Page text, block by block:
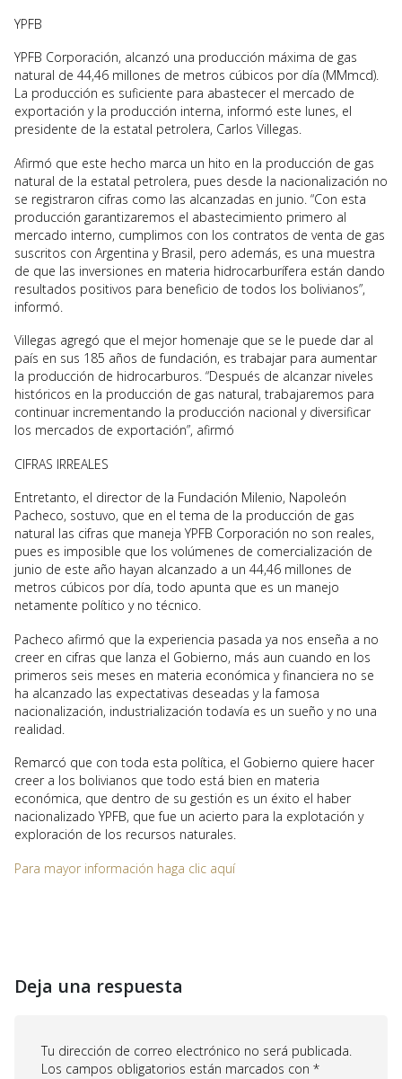
YPFB
YPFB Corporación, alcanzó una producción máxima de gas
natural de 44,46 millones de metros cúbicos por día (MMmcd).
La producción es suficiente para abastecer el mercado de
exportación y la producción interna, informó este lunes, el
presidente de la estatal petrolera, Carlos Villegas.
Afirmó que este hecho marca un hito en la producción de gas
natural de la estatal petrolera, pues desde la nacionalización no
se registraron cifras como las alcanzadas en junio. “Con esta
producción garantizaremos el abastecimiento primero al
mercado interno, cumplimos con los contratos de venta de gas
suscritos con Argentina y Brasil, pero además, es una muestra
de que las inversiones en materia hidrocarburífera están dando
resultados positivos para beneficio de todos los bolivianos”,
informó.
Villegas agregó que el mejor homenaje que se le puede dar al
país en sus 185 años de fundación, es trabajar para aumentar
la producción de hidrocarburos. “Después de alcanzar niveles
históricos en la producción de gas natural, trabajaremos para
continuar incrementando la producción nacional y diversificar
los mercados de exportación”, afirmó
CIFRAS IRREALES
Entretanto, el director de la Fundación Milenio, Napoleón
Pacheco, sostuvo, que en el tema de la producción de gas
natural las cifras que maneja YPFB Corporación no son reales,
pues es imposible que los volúmenes de comercialización de
junio de este año hayan alcanzado a un 44,46 millones de
metros cúbicos por día, todo apunta que es un manejo
netamente político y no técnico.
Pacheco afirmó que la experiencia pasada ya nos enseña a no
creer en cifras que lanza el Gobierno, más aun cuando en los
primeros seis meses en materia económica y financiera no se
ha alcanzado las expectativas deseadas y la famosa
nacionalización, industrialización todavía es un sueño y no una
realidad.
Remarcó que con toda esta política, el Gobierno quiere hacer
creer a los bolivianos que todo está bien en materia
económica, que dentro de su gestión es un éxito el haber
nacionalizado YPFB, que fue un acierto para la explotación y
exploración de los recursos naturales.
Para mayor información haga clic aquí
Deja una respuesta
Tu dirección de correo electrónico no será publicada.
Los campos obligatorios están marcados con *